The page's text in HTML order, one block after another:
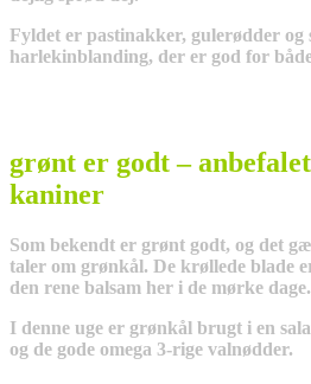
Fyldet er pastinakker, gulerødder og
harlekinblanding, der er god for
grønt er godt –
kaniner
Som bekendt er grønt godt, og det
taler om grønkål. De krøllede blade
den rene balsam her i de mørke dage.
I denne uge er grønkål brugt i en
og de gode omega 3-rige valnødder.